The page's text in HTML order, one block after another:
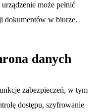
może pełnić
dokumentów w biurze.
danych
zabezpieczeń, w tym
dostępu, szyfrowanie